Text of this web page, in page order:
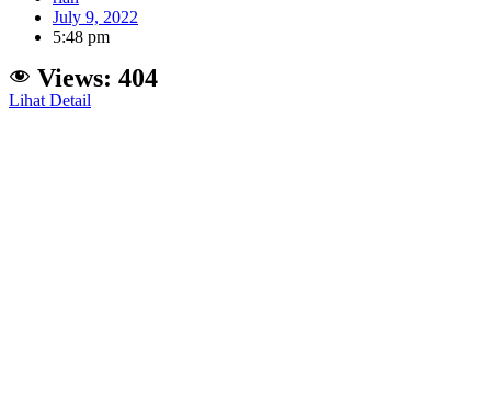
July 9, 2022
5:48 pm
Views: 404
Lihat Detail